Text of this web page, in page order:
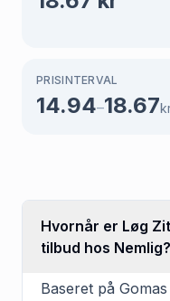
PRISINTERVAL
14.94–18.67
Hvornår er Løg
tilbud hos Nemlig?
Baseret på